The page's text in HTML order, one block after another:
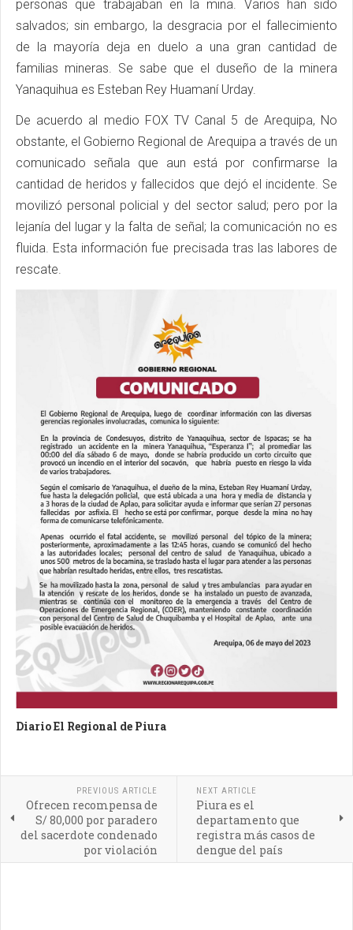
personas que trabajaban en la mina. Varios han sido
salvados; sin embargo, la desgracia por el fallecimiento
de la mayoría deja en duelo a una gran cantidad de
familias mineras. Se sabe que el duseño de la minera
Yanaquihua es Esteban Rey Huamaní Urday.
De acuerdo al medio FOX TV Canal 5 de Arequipa, No
obstante, el Gobierno Regional de Arequipa a través de un
comunicado señala que aun está por confirmarse la
cantidad de heridos y fallecidos que dejó el incidente. Se
movilizó personal policial y del sector salud; pero por la
lejanía del lugar y la falta de señal; la comunicación no es
fluida. Esta información fue precisada tras las labores de
rescate.
Diario El Regional de Piura
PREVIOUS ARTICLE
Ofrecen recompensa de
S/ 80,000 por paradero
del sacerdote condenado
por violación
NEXT ARTICLE
Piura es el
departamento que
registra más casos de
dengue del país